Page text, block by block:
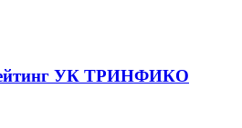
УК ТРИНФИКО